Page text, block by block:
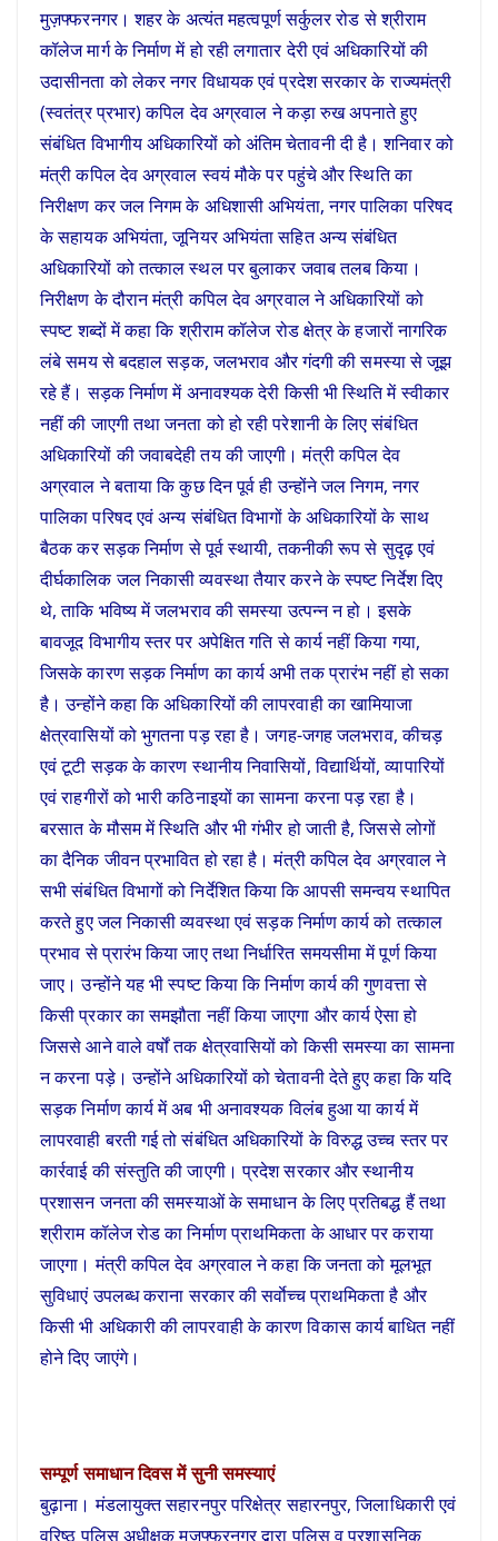
मुज़फ्फरनगर। शहर के अत्यंत महत्वपूर्ण सर्कुलर रोड से श्रीराम
कॉलेज मार्ग के निर्माण में हो रही लगातार देरी एवं अधिकारियों की
उदासीनता को लेकर नगर विधायक एवं प्रदेश सरकार के राज्यमंत्री
(स्वतंत्र प्रभार) कपिल देव अग्रवाल ने कड़ा रुख अपनाते हुए
संबंधित विभागीय अधिकारियों को अंतिम चेतावनी दी है। शनिवार को
मंत्री कपिल देव अग्रवाल स्वयं मौके पर पहुंचे और स्थिति का
निरीक्षण कर जल निगम के अधिशासी अभियंता, नगर पालिका परिषद
के सहायक अभियंता, जूनियर अभियंता सहित अन्य संबंधित
अधिकारियों को तत्काल स्थल पर बुलाकर जवाब तलब किया।
निरीक्षण के दौरान मंत्री कपिल देव अग्रवाल ने अधिकारियों को
स्पष्ट शब्दों में कहा कि श्रीराम कॉलेज रोड क्षेत्र के हजारों नागरिक
लंबे समय से बदहाल सड़क, जलभराव और गंदगी की समस्या से जूझ
रहे हैं। सड़क निर्माण में अनावश्यक देरी किसी भी स्थिति में स्वीकार
नहीं की जाएगी तथा जनता को हो रही परेशानी के लिए संबंधित
अधिकारियों की जवाबदेही तय की जाएगी। मंत्री कपिल देव
अग्रवाल ने बताया कि कुछ दिन पूर्व ही उन्होंने जल निगम, नगर
पालिका परिषद एवं अन्य संबंधित विभागों के अधिकारियों के साथ
बैठक कर सड़क निर्माण से पूर्व स्थायी, तकनीकी रूप से सुदृढ़ एवं
दीर्घकालिक जल निकासी व्यवस्था तैयार करने के स्पष्ट निर्देश दिए
थे, ताकि भविष्य में जलभराव की समस्या उत्पन्न न हो। इसके
बावजूद विभागीय स्तर पर अपेक्षित गति से कार्य नहीं किया गया,
जिसके कारण सड़क निर्माण का कार्य अभी तक प्रारंभ नहीं हो सका
है। उन्होंने कहा कि अधिकारियों की लापरवाही का खामियाजा
क्षेत्रवासियों को भुगतना पड़ रहा है। जगह-जगह जलभराव, कीचड़
एवं टूटी सड़क के कारण स्थानीय निवासियों, विद्यार्थियों, व्यापारियों
एवं राहगीरों को भारी कठिनाइयों का सामना करना पड़ रहा है।
बरसात के मौसम में स्थिति और भी गंभीर हो जाती है, जिससे लोगों
का दैनिक जीवन प्रभावित हो रहा है। मंत्री कपिल देव अग्रवाल ने
सभी संबंधित विभागों को निर्देशित किया कि आपसी समन्वय स्थापित
करते हुए जल निकासी व्यवस्था एवं सड़क निर्माण कार्य को तत्काल
प्रभाव से प्रारंभ किया जाए तथा निर्धारित समयसीमा में पूर्ण किया
जाए। उन्होंने यह भी स्पष्ट किया कि निर्माण कार्य की गुणवत्ता से
किसी प्रकार का समझौता नहीं किया जाएगा और कार्य ऐसा हो
जिससे आने वाले वर्षों तक क्षेत्रवासियों को किसी समस्या का सामना
न करना पड़े। उन्होंने अधिकारियों को चेतावनी देते हुए कहा कि यदि
सड़क निर्माण कार्य में अब भी अनावश्यक विलंब हुआ या कार्य में
लापरवाही बरती गई तो संबंधित अधिकारियों के विरुद्ध उच्च स्तर पर
कार्रवाई की संस्तुति की जाएगी। प्रदेश सरकार और स्थानीय
प्रशासन जनता की समस्याओं के समाधान के लिए प्रतिबद्ध हैं तथा
श्रीराम कॉलेज रोड का निर्माण प्राथमिकता के आधार पर कराया
जाएगा। मंत्री कपिल देव अग्रवाल ने कहा कि जनता को मूलभूत
सुविधाएं उपलब्ध कराना सरकार की सर्वाेच्च प्राथमिकता है और
किसी भी अधिकारी की लापरवाही के कारण विकास कार्य बाधित नहीं
होने दिए जाएंगे।
सम्पूर्ण समाधान दिवस में सुनी समस्याएं
बुढ़ाना। मंडलायुक्त सहारनपुर परिक्षेत्र सहारनपुर, जिलाधिकारी एवं
वरिष्ठ पुलिस अधीक्षक मुजफ्फरनगर द्वारा पुलिस व प्रशासनिक